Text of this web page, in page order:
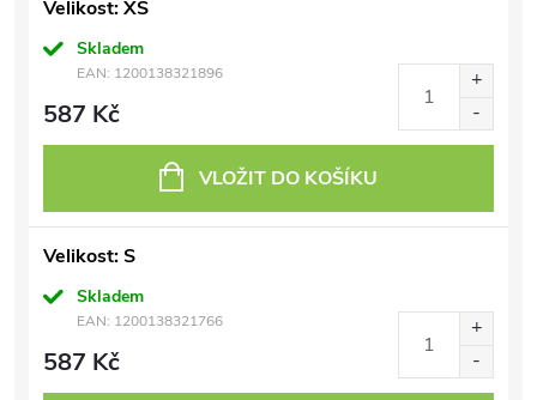
Velikost: XS
Skladem
EAN: 1200138321896
587 Kč
VLOŽIT DO KOŠÍKU
Velikost: S
Skladem
EAN: 1200138321766
587 Kč